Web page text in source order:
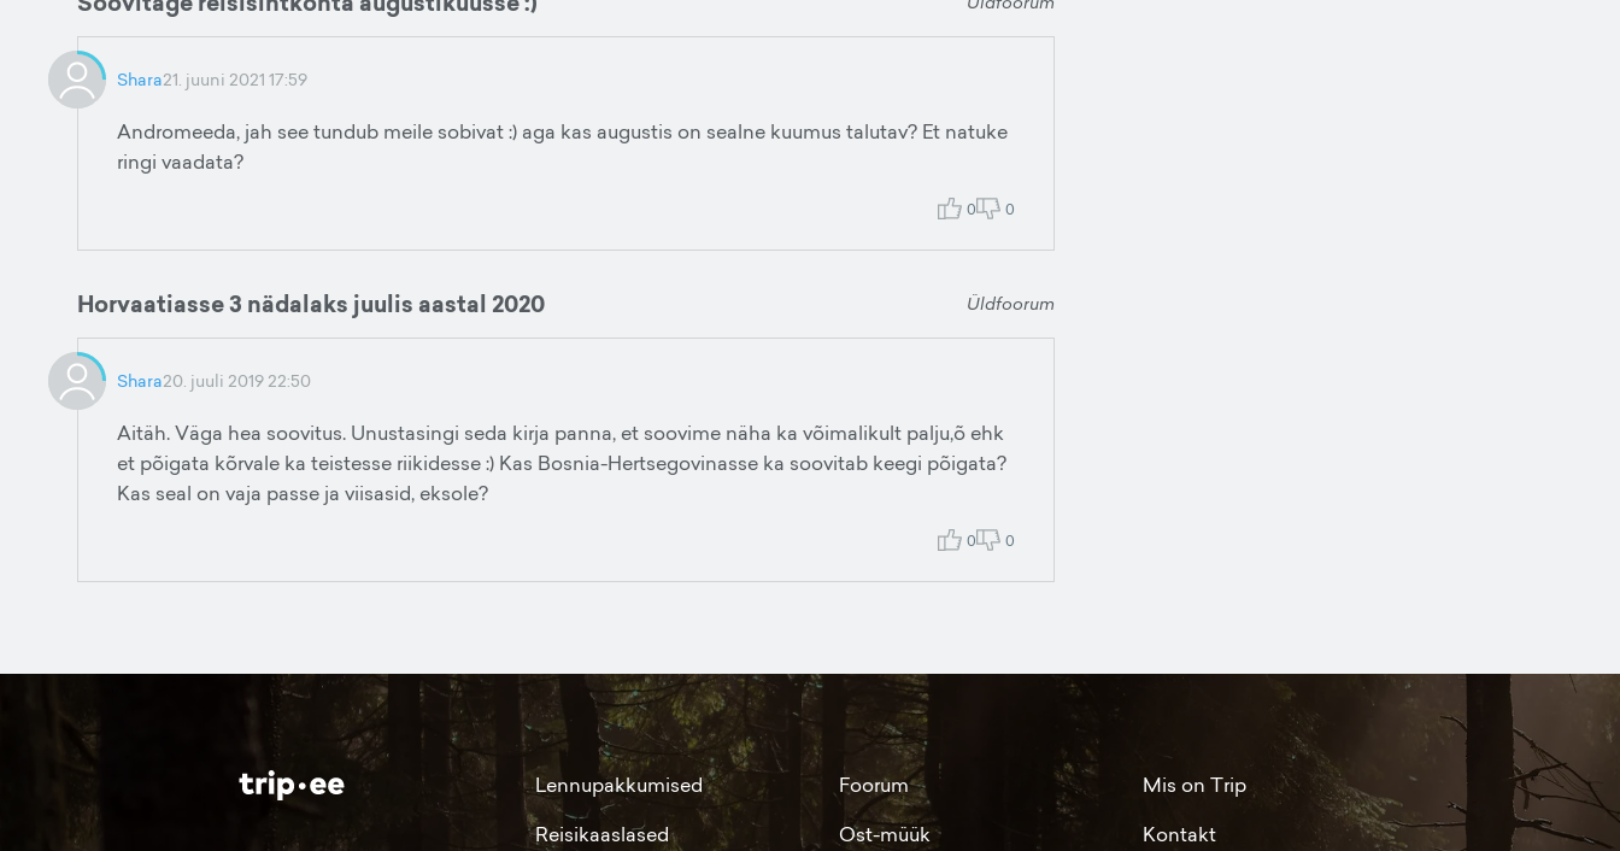
Shara21. juuni 2021 17:59
Andromeeda, jah see tundub meile sobivat :) aga kas augustis on sealne kuumus talutav? Et natuke
ringi vaadata?
0 0
Horvaatiasse 3 nädalaks juulis aastal 2020 Üldfoorum
Shara20. juuli 2019 22:50
Aitäh. Väga hea soovitus. Unustasingi seda kirja panna, et soovime näha ka võimalikult palju,õ ehk
et põigata kõrvale ka teistesse riikidesse :) Kas Bosnia-Hertsegovinasse ka soovitab keegi põigata?
Kas seal on vaja passe ja viisasid, eksole?
0 0
Lennupakkumised
Reisikaaslased
Foorum
Ost-müük
Mis on Trip
Kontakt